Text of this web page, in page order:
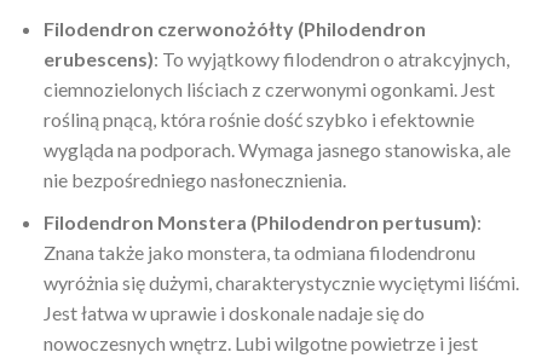
Filodendron czerwonożółty (Philodendron
erubescens): To wyjątkowy filodendron o atrakcyjnych,
ciemnozielonych liściach z czerwonymi ogonkami. Jest
rośliną pnącą, która rośnie dość szybko i efektownie
wygląda na podporach. Wymaga jasnego stanowiska, ale
nie bezpośredniego nasłonecznienia.
Filodendron Monstera (Philodendron pertusum):
Znana także jako monstera, ta odmiana filodendronu
wyróżnia się dużymi, charakterystycznie wyciętymi liśćmi.
Jest łatwa w uprawie i doskonale nadaje się do
nowoczesnych wnętrz. Lubi wilgotne powietrze i jest